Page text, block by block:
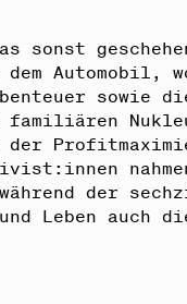
sonst
Automobil,
sowie
familiären
der
Leben